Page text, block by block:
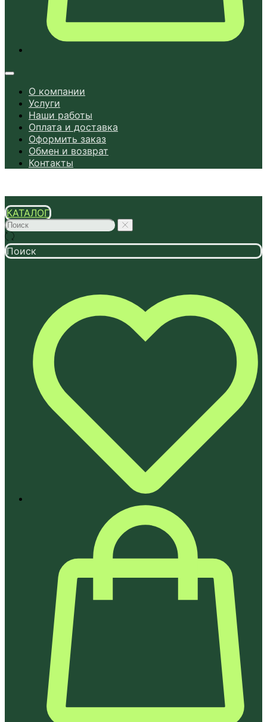
О компании
Услуги
Наши работы
Оплата и доставка
Оформить заказ
Обмен и возврат
Контакты
КАТАЛОГ
Поиск